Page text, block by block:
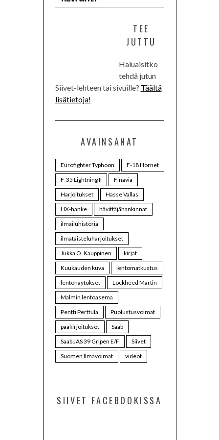
TEE
JUTTU
Haluaisitko
tehdä jutun
Siivet-lehteen tai sivuille? Täältä
lisätietoja!
AVAINSANAT
Eurofighter Typhoon
F-18 Hornet
F-35 Lightning II
Finavia
Harjoitukset
Hasse Vallas
HX-hanke
hävittäjähankinnat
ilmailuhistoria
ilmataisteluharjoitukset
Jukka O. Kauppinen
kirjat
Kuukauden kuva
lentomatkustus
lentonäytökset
Lockheed Martin
Malmin lentoasema
Pentti Perttula
Puolustusvoimat
pääkirjoitukset
Saab
Saab JAS 39 Gripen E/F
Siivet
Suomen Ilmavoimat
videot
SIIVET FACEBOOKISSA